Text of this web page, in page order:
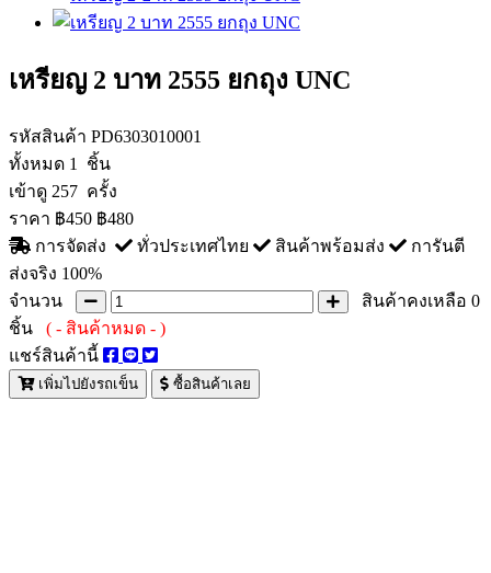
เหรียญ 2 บาท 2555 ยกถุง UNC
รหัสสินค้า PD6303010001
ทั้งหมด 1 ชิ้น
เข้าดู 257 ครั้ง
ราคา ฿450 ฿480
การจัดส่ง
ทั่วประเทศไทย สินค้าพร้อมส่ง
การันตี
ส่งจริง 100%
จำนวน
สินค้าคงเหลือ 0
ชิ้น ( - สินค้าหมด - )
แชร์สินค้านี้
เพิ่มไปยังรถเข็น ซื้อสินค้าเลย